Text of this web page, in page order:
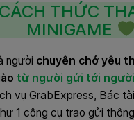
CÁCH THỨC
MINIGAME
người chuyên chở yêu
từ người gửi tới
vụ GrabExpress, Bác
1 công cụ trao gửi